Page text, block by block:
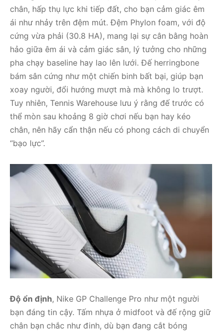
chân, hấp thụ lực khi tiếp đất, cho bạn cảm giác êm
ái như nhảy trên đệm mút. Đệm Phylon foam, với độ
cứng vừa phải (30.8 HA), mang lại sự cân bằng hoàn
hảo giữa êm ái và cảm giác sân, lý tưởng cho những
pha chạy baseline hay lao lên lưới. Đế herringbone
bám sân cứng như một chiến binh bất bại, giúp bạn
xoay người, đổi hướng mượt mà mà không lo trượt.
Tuy nhiên, Tennis Warehouse lưu ý rằng đế trước có
thể mòn sau khoảng 8 giờ chơi nếu bạn hay kéo
chân, nên hãy cẩn thận nếu có phong cách di chuyển
“bạo lực”.
Độ ổn định, Nike GP Challenge Pro như một người
bạn đáng tin cậy. Tấm nhựa ở midfoot và đế rộng giữ
chân bạn chắc như đinh, dù bạn đang cắt bóng